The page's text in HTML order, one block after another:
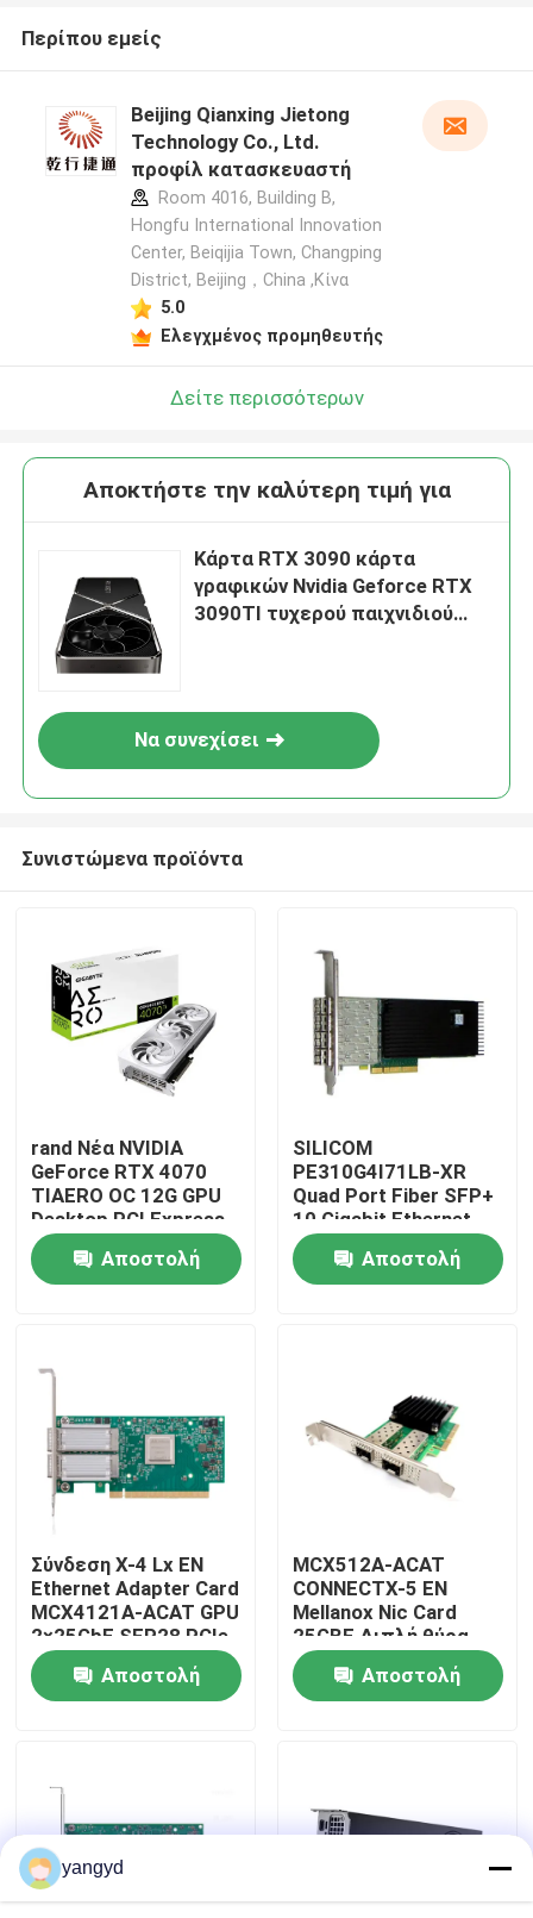
Σπίτι
Σχετικά με εμάς
Επισκέψεις στο εργοστάσιο
Επικοινωνήστε μαζί μας
Ειδήσεις
VR Show
Κεντρικός υπολογιστής αποθήκευσης ραφιών
Περίπου εμείς
Beijing Qianxing Jietong
Technology Co., Ltd.
προφίλ κατασκευαστή
Room 4016, Building B,
Hongfu International Innovation
Center, Beiqijia Town, Changping
District, Beijing，China ,Κίνα
5.0
Ελεγχμένος προμηθευτής
Δείτε περισσότερων
Αποκτήστε την καλύτερη τιμή για
Κάρτα RTX 3090 κάρτα
γραφικών Nvidia Geforce RTX
3090TI τυχερού παιχνιδιού
Να συνεχίσει
Συνιστώμενα προϊόντα
rand Νέα NVIDIA
GeForce RTX 4070
TIAERO OC 12G GPU
Desktop PCI Express
Interface HD DP
DisplayPort Απόδοση
8GB Βίντεο Memo
Αποστολή
SILICOM
PE310G4I71LB-XR
Quad Port Fiber SFP+
10 Gigabit Ethernet
PCI Express Server
Adapter Intel®
FTXL710BM1
Αποστολή
Σύνδεση X-4 Lx EN
Ethernet Adapter Card
MCX4121A-ACAT GPU
2×25GbE SFP28 PCIe
3.0×8
Αποστολή
MCX512A-ACAT
CONNECTX-5 EN
Mellanox Nic Card
25GBE Διπλή θύρα
SFP28 PCIE3.0 X8 Tall
BR
Αποστολή
yangyd